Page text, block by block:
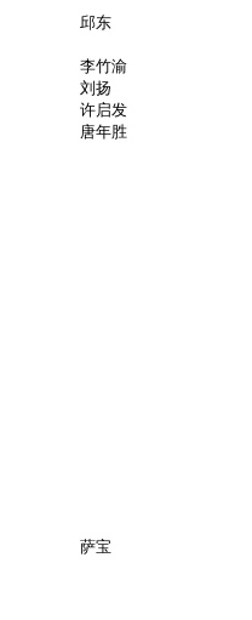
邱东
李竹渝
刘扬
许启发
唐年胜
萨宝